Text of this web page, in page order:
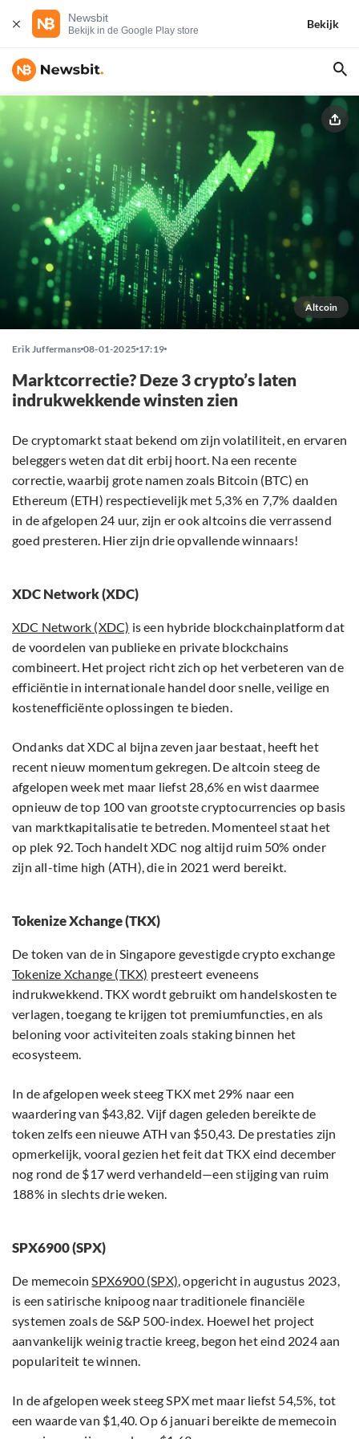
Newsbit
Bekijk in de Google Play store
Bekijk
Altcoin
Erik Juffermans 08-01-2025 17:19
Marktcorrectie? Deze 3 crypto’s laten
indrukwekkende winsten zien
De cryptomarkt staat bekend om zijn volatiliteit, en ervaren
beleggers weten dat dit erbij hoort. Na een recente
correctie, waarbij grote namen zoals Bitcoin (BTC) en
Ethereum (ETH) respectievelijk met 5,3% en 7,7% daalden
in de afgelopen 24 uur, zijn er ook altcoins die verrassend
goed presteren. Hier zijn drie opvallende winnaars!
XDC Network (XDC)
XDC Network (XDC) is een hybride blockchainplatform dat
de voordelen van publieke en private blockchains
combineert. Het project richt zich op het verbeteren van de
efficiëntie in internationale handel door snelle, veilige en
kostenefficiënte oplossingen te bieden.
Ondanks dat XDC al bijna zeven jaar bestaat, heeft het
recent nieuw momentum gekregen. De altcoin steeg de
afgelopen week met maar liefst 28,6% en wist daarmee
opnieuw de top 100 van grootste cryptocurrencies op basis
van marktkapitalisatie te betreden. Momenteel staat het
op plek 92. Toch handelt XDC nog altijd ruim 50% onder
zijn all-time high (ATH), die in 2021 werd bereikt.
Tokenize Xchange (TKX)
De token van de in Singapore gevestigde crypto exchange
Tokenize Xchange (TKX) presteert eveneens
indrukwekkend. TKX wordt gebruikt om handelskosten te
verlagen, toegang te krijgen tot premiumfuncties, en als
beloning voor activiteiten zoals staking binnen het
ecosysteem.
In de afgelopen week steeg TKX met 29% naar een
waardering van $43,82. Vijf dagen geleden bereikte de
token zelfs een nieuwe ATH van $50,43. De prestaties zijn
opmerkelijk, vooral gezien het feit dat TKX eind december
nog rond de $17 werd verhandeld—een stijging van ruim
188% in slechts drie weken.
SPX6900 (SPX)
De memecoinSPX6900 (SPX), opgericht in augustus 2023,
is een satirische knipoog naar traditionele financiële
systemen zoals de S&P 500-index. Hoewel het project
aanvankelijk weinig tractie kreeg, begon het eind 2024 aan
populariteit te winnen.
In de afgelopen week steeg SPX met maar liefst 54,5%, tot
een waarde van $1,40. Op 6 januari bereikte de memecoin